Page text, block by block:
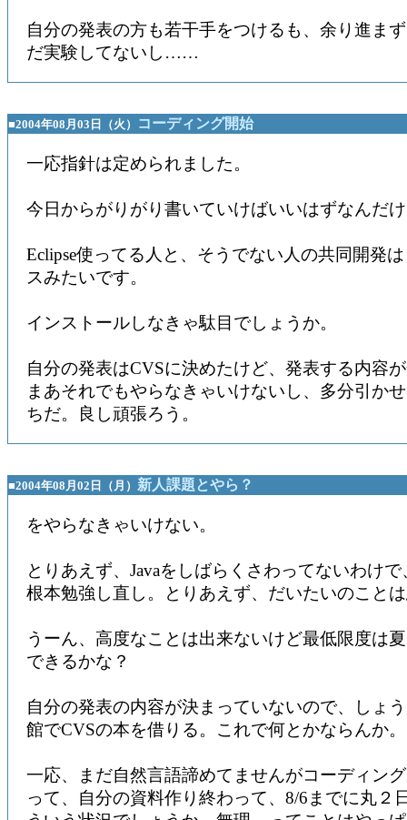
自分の発表の方も若干手をつけるも、余り進ま
だ実験してないし……
■2004年08月03日（火） コーディング開始
一応指針は定められました。
今日からがりがり書いていけばいいはずなんだ
Eclipse使ってる人と、そうでない人の共同開発
スみたいです。
インストールしなきゃ駄目でしょうか。
自分の発表はCVSに決めたけど、発表する内
まあそれでもやらなきゃいけないし、多分引か
ちだ。良し頑張ろう。
■2004年08月02日（月） 新人課題とやら？
をやらなきゃいけない。
とりあえず、Javaをしばらくさわってないわけで
根本勉強し直し。とりあえず、だいたいのこと
うーん、高度なことは出来ないけど最低限度は
できるかな？
自分の発表の内容が決まっていないので、しょ
館でCVSの本を借りる。これで何とかならんか
一応、まだ自然言語諦めてませんがコーディン
って、自分の資料作り終わって、8/6までに丸２